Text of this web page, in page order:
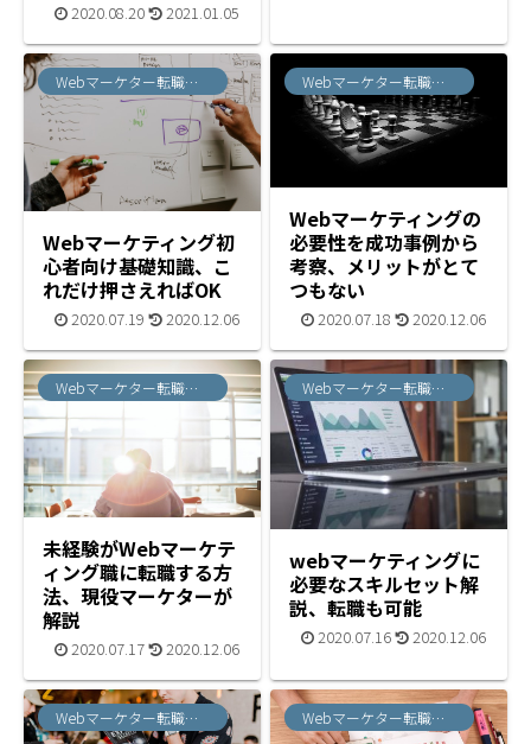
2020.08.20 2021.01.05
Webマーケター転職ノウハウ
Webマーケティング初
心者向け基礎知識、こ
れだけ押さえればOK
2020.07.19 2020.12.06
Webマーケター転職ノウハウ
Webマーケティングの
必要性を成功事例から
考察、メリットがとて
つもない
2020.07.18 2020.12.06
Webマーケター転職ノウハウ
未経験がWebマーケテ
ィング職に転職する方
法、現役マーケターが
解説
2020.07.17 2020.12.06
Webマーケター転職ノウハウ
webマーケティングに
必要なスキルセット解
説、転職も可能
2020.07.16 2020.12.06
Webマーケター転職ノウハウ Webマーケター転職ノウハウ